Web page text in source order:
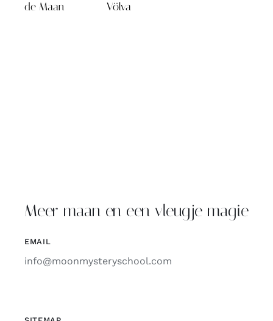
de Maan
Völva
Meer maan en een vleugje magie
EMAIL
info@moonmysteryschool.com